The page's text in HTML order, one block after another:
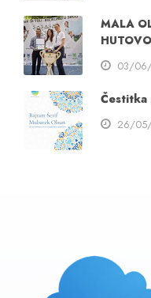
MALA
03/
Čestitka
26/